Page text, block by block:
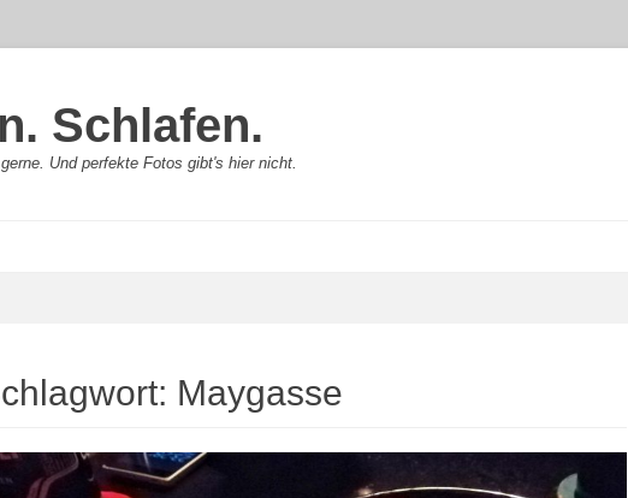
Schlafen.
Und perfekte Fotos gibt's hier nicht.
Maygasse